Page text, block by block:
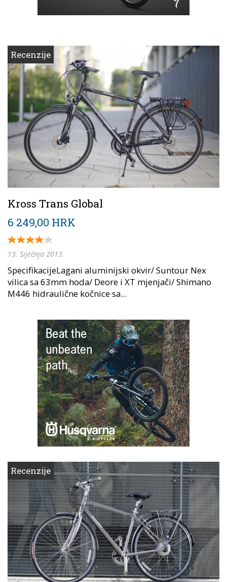
Recenzije
Kross Trans Global
6 249,00 HRK
13. Siječnja 2013.
SpecifikacijeLagani aluminijski okvir/ Suntour Nex
vilica sa 63mm hoda/ Deore i XT mjenjači/ Shimano
M446 hidraulične kočnice sa...
Recenzije